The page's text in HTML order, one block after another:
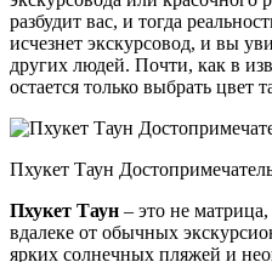
разбудит вас, и тогда
исчезнет экскурсовод, и вы
других людей. Почти, как в
остается только выбрать цвет
Пхукет Таун
Пхукет Таун – это не
вдалеке от обычных
ярких солнечных пляжей и